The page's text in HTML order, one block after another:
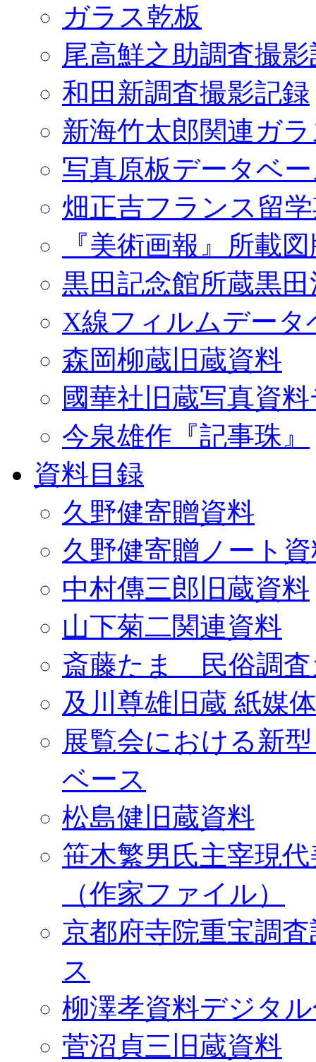
ガラス乾板
尾高鮮之助調査撮
和田新調査撮影記録
新海竹太郎関連ガ
写真原板データベ
畑正吉フランス留
『美術画報』所載
黒田記念館所蔵黒
X線フィルムデータ
森岡柳蔵旧蔵資料
國華社旧蔵写真資
今泉雄作『記事珠』
資料目録
久野健寄贈資料
久野健寄贈ノート
中村傳三郎旧蔵資料
山下菊二関連資料
斎藤たま 民俗調査
及川尊雄旧蔵 紙媒
展覧会における新
ベース
松島健旧蔵資料
笹木繁男氏主宰現
（作家ファイル）
京都府寺院重宝調
ス
柳澤孝資料デジタ
菅沼貞三旧蔵資料